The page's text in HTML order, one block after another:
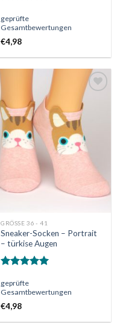
mit5.00
von 5
geprüfte
Gesamtbewertungen
€4,98
die
Wunschliste
GRÖSSE 36 - 41
Sneaker-Socken – Portrait
– türkise Augen
mit5.00
von 5
geprüfte
Gesamtbewertungen
€4,98